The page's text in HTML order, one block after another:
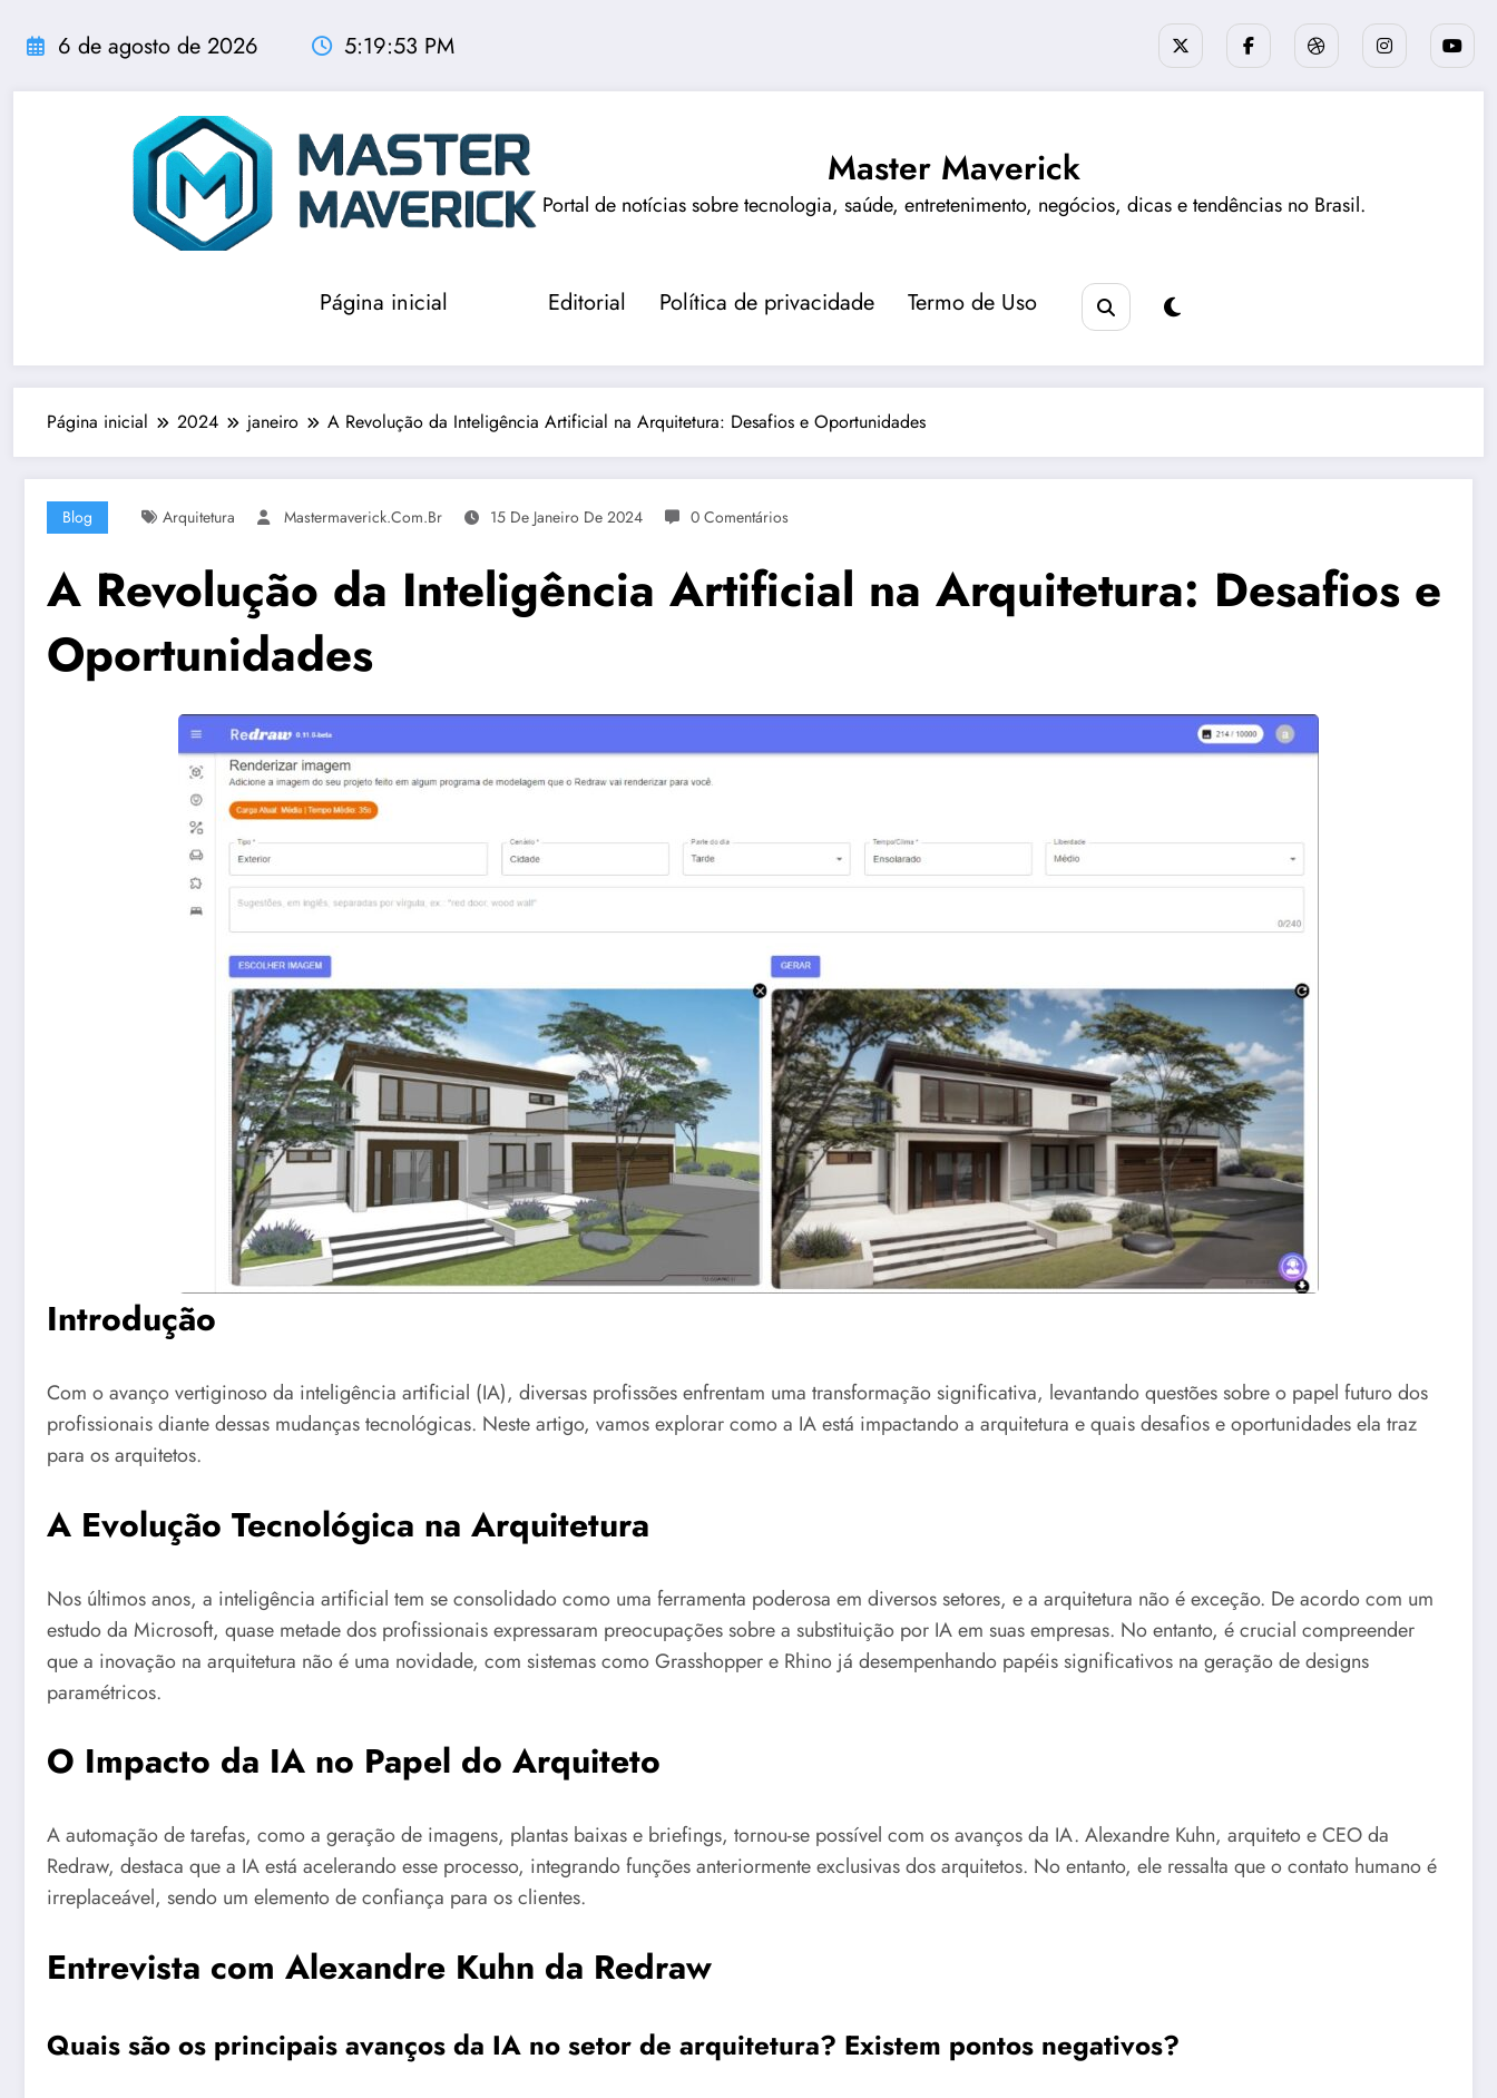
para
conteúdo
6 de agosto de 2026 5:19:54 PM
Master Maverick
Portal de notícias sobre tecnologia, saúde, entretenimento, negócios, dicas e tendências no Brasil.
Página inicial Editorial Política de privacidade Termo de Uso
Página inicial 2024 janeiro A Revolução da Inteligência Artificial na Arquitetura: Desafios e Oportunidades
Blog Arquitetura Mastermaverick.com.br 15 De Janeiro De 2024 0 Comentários
A Revolução da Inteligência Artificial na Arquitetura: Desafios e
Oportunidades
Introdução
Com o avanço vertiginoso da inteligência artificial (IA), diversas profissões enfrentam uma transformação significativa, levantando questões sobre o papel futuro dos
profissionais diante dessas mudanças tecnológicas. Neste artigo, vamos explorar como a IA está impactando a arquitetura e quais desafios e oportunidades ela traz
para os arquitetos.
A Evolução Tecnológica na Arquitetura
Nos últimos anos, a inteligência artificial tem se consolidado como uma ferramenta poderosa em diversos setores, e a arquitetura não é exceção. De acordo com um
estudo da Microsoft, quase metade dos profissionais expressaram preocupações sobre a substituição por IA em suas empresas. No entanto, é crucial compreender
que a inovação na arquitetura não é uma novidade, com sistemas como Grasshopper e Rhino já desempenhando papéis significativos na geração de designs
paramétricos.
O Impacto da IA no Papel do Arquiteto
A automação de tarefas, como a geração de imagens, plantas baixas e briefings, tornou-se possível com os avanços da IA. Alexandre Kuhn, arquiteto e CEO da
Redraw, destaca que a IA está acelerando esse processo, integrando funções anteriormente exclusivas dos arquitetos. No entanto, ele ressalta que o contato humano é
irreplaceável, sendo um elemento de confiança para os clientes.
Entrevista com Alexandre Kuhn da Redraw
Quais são os principais avanços da IA no setor de arquitetura? Existem pontos negativos?